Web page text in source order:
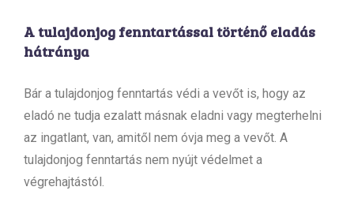
A tulajdonjog fenntartással történő eladás
hátránya
Bár a tulajdonjog fenntartás védi a vevőt is, hogy az
eladó ne tudja ezalatt másnak eladni vagy megterhelni
az ingatlant, van, amitől nem óvja meg a vevőt. A
tulajdonjog fenntartás nem nyújt védelmet a
végrehajtástól.